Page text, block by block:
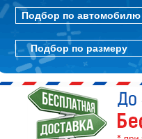
Подбор по автомобилю
Подбор по размеру